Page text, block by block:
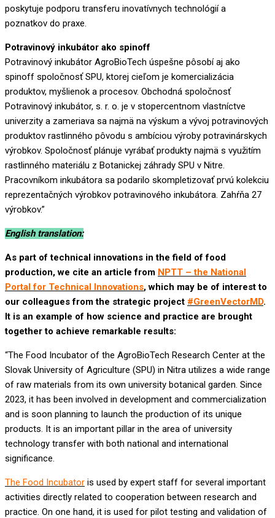
poskytuje podporu transferu inovatívnych technológií a
poznatkov do praxe.
Potravinový inkubátor ako spinoff
Potravinový inkubátor AgroBioTech úspešne pôsobí aj ako
spinoff spoločnosť SPU, ktorej cieľom je komercializácia
produktov, myšlienok a procesov. Obchodná spoločnosť
Potravinový inkubátor, s. r. o. je v stopercentnom vlastníctve
univerzity a zameriava sa najmä na výskum a vývoj potravinových
produktov rastlinného pôvodu s ambíciou výroby potravinárskych
výrobkov. Spoločnosť plánuje vyrábať produkty najmä s využitím
rastlinného materiálu z Botanickej záhrady SPU v Nitre.
Pracovníkom inkubátora sa podarilo skompletizovať prvú kolekciu
reprezentačných výrobkov potravinového inkubátora. Zahŕňa 27
výrobkov.”
English translation:
As part of technical innovations in the field of food
production, we cite an article from NPTT – the National
Portal for Technical Innovations, which may be of interest to
our colleagues from the strategic project #GreenVectorMD.
It is an example of how science and practice are brought
together to achieve remarkable results:
“The Food Incubator of the AgroBioTech Research Center at the
Slovak University of Agriculture (SPU) in Nitra utilizes a wide range
of raw materials from its own university botanical garden. Since
2023, it has been involved in development and commercialization
and is soon planning to launch the production of its unique
products. It is an important pillar in the area of university
technology transfer with both national and international
significance.
The Food Incubator is used by expert staff for several important
activities directly related to cooperation between research and
practice. On one hand, it is used for pilot testing and validation of